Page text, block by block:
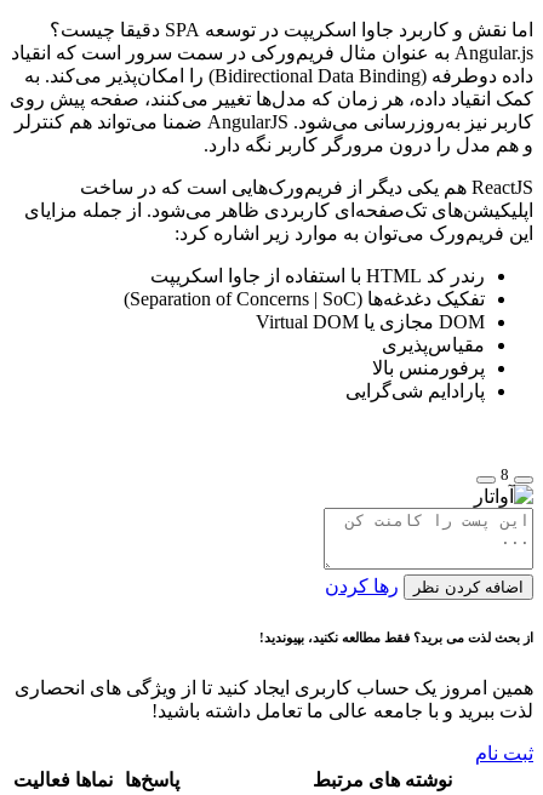
اما نقش و کاربرد جاوا اسکریپت در توسعه SPA دقیقا چیست؟
Angular.js به عنوان مثال فریم‌ورکی در سمت سرور است که انقیاد
داده دوطرفه (Bidirectional Data Binding) را امکان‌پذیر می‌کند. به
کمک انقیاد داده، هر زمان که مدل‌ها تغییر می‌کنند، صفحه پیش روی
کاربر نیز به‌روزرسانی می‌شود. AngularJS ضمنا می‌تواند هم کنترلر
و هم مدل را درون مرورگر کاربر نگه دارد.
ReactJS هم یکی دیگر از فریم‌ورک‌هایی است که در ساخت
اپلیکیشن‌های تک‌صفحه‌ای کاربردی ظاهر می‌شود. از جمله مزایای
این فریم‌ورک می‌توان به موارد زیر اشاره کرد:
رندر کد HTML با استفاده از جاوا اسکریپت
تفکیک دغدغه‌ها (Separation of Concerns | SoC)
DOM مجازی یا Virtual DOM
مقیاس‌پذیری
پرفورمنس بالا
پارادایم شی‌گرایی
8
اضافه کردن نظر رها کردن
از بحث لذت می برید؟ فقط مطالعه نکنید، بپیوندید!
همین امروز یک حساب کاربری ایجاد کنید تا از ویژگی های انحصاری
لذت ببرید و با جامعه عالی ما تعامل داشته باشید!
ثبت نام
نوشته های مرتبط
پاسخ‌ها نماها فعالیت